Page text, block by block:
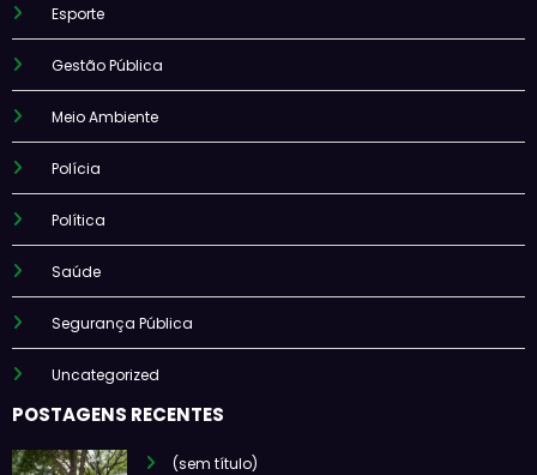
Esporte
Gestão Pública
Meio Ambiente
Polícia
Política
Saúde
Segurança Pública
Uncategorized
POSTAGENS RECENTES
(sem título)